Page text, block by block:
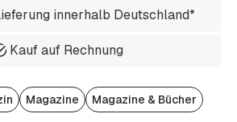
innerhalb Deutschland*
Kauf auf Rechnung
Magazine Magazine & Bücher